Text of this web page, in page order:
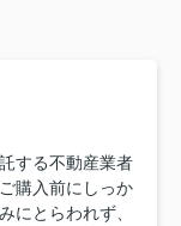
する不動産業者
購入前にしっか
にとらわれず、